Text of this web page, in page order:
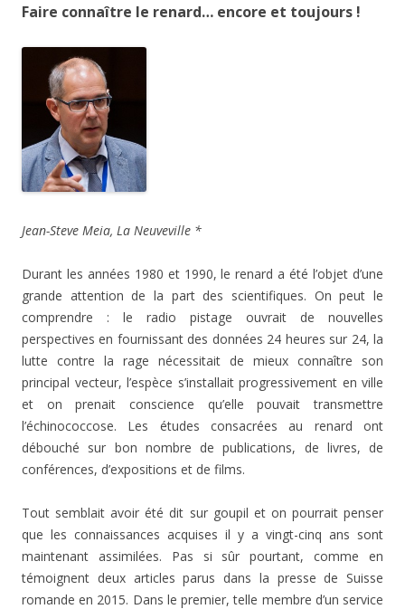
Faire connaître le renard… encore et toujours !
Jean-Steve Meia, La Neuveville *
Durant les années 1980 et 1990, le renard a été l’objet d’une
grande attention de la part des scientifiques. On peut le
comprendre : le radio pistage ouvrait de nouvelles
perspectives en fournissant des données 24 heures sur 24, la
lutte contre la rage nécessitait de mieux connaître son
principal vecteur, l’espèce s’installait progressivement en ville
et on prenait conscience qu’elle pouvait transmettre
l’échinococcose. Les études consacrées au renard ont
débouché sur bon nombre de publications, de livres, de
conférences, d’expositions et de films.
Tout semblait avoir été dit sur goupil et on pourrait penser
que les connaissances acquises il y a vingt-cinq ans sont
maintenant assimilées. Pas si sûr pourtant, comme en
témoignent deux articles parus dans la presse de Suisse
romande en 2015. Dans le premier, telle membre d’un service